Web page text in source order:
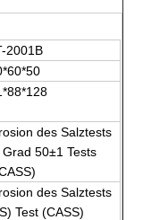
2001B
des Salztests
Grad 50±1 Tests
des Salztests
Test (CASS)